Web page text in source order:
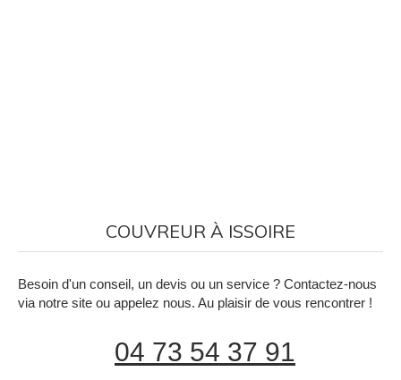
COUVREUR À ISSOIRE
Besoin d'un conseil, un devis ou un service ? Contactez-nous
via notre site ou appelez nous. Au plaisir de vous rencontrer !
04 73 54 37 91